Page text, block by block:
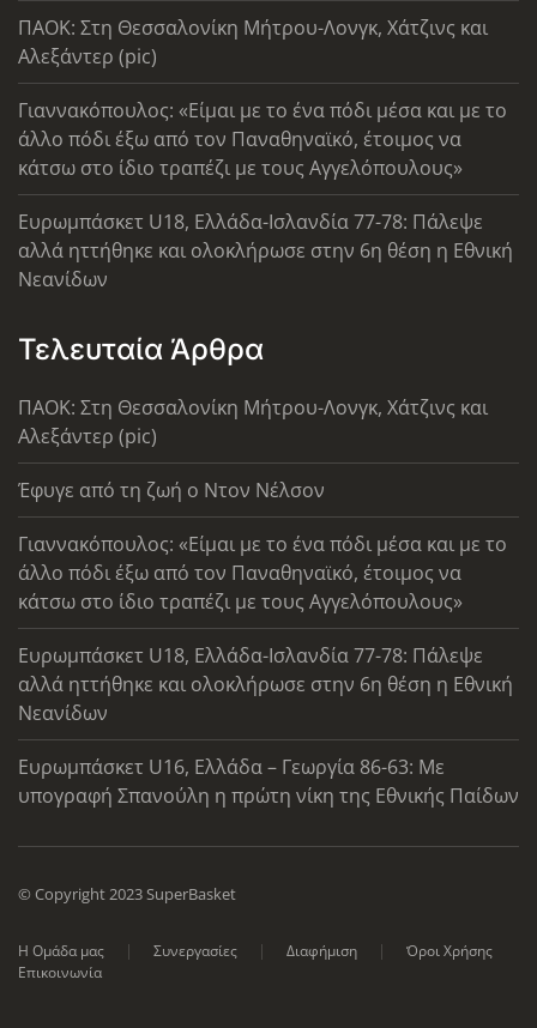
ΠΑΟΚ: Στη Θεσσαλονίκη Μήτρου-Λονγκ, Χάτζινς και
Αλεξάντερ (pic)
Γιαννακόπουλος: «Είμαι με το ένα πόδι μέσα και με το
άλλο πόδι έξω από τον Παναθηναϊκό, έτοιμος να
κάτσω στο ίδιο τραπέζι με τους Αγγελόπουλους»
Ευρωμπάσκετ U18, Ελλάδα-Ισλανδία 77-78: Πάλεψε
αλλά ηττήθηκε και ολοκλήρωσε στην 6η θέση η Εθνική
Νεανίδων
Τελευταία Άρθρα
ΠΑΟΚ: Στη Θεσσαλονίκη Μήτρου-Λονγκ, Χάτζινς και
Αλεξάντερ (pic)
Έφυγε από τη ζωή ο Ντον Νέλσον
Γιαννακόπουλος: «Είμαι με το ένα πόδι μέσα και με το
άλλο πόδι έξω από τον Παναθηναϊκό, έτοιμος να
κάτσω στο ίδιο τραπέζι με τους Αγγελόπουλους»
Ευρωμπάσκετ U18, Ελλάδα-Ισλανδία 77-78: Πάλεψε
αλλά ηττήθηκε και ολοκλήρωσε στην 6η θέση η Εθνική
Νεανίδων
Ευρωμπάσκετ U16, Ελλάδα – Γεωργία 86-63: Με
υπογραφή Σπανούλη η πρώτη νίκη της Εθνικής Παίδων
© Copyright 2023 SuperBasket
Η Ομάδα μας Συνεργασίες Διαφήμιση
Όροι Χρήσης
Επικοινωνία